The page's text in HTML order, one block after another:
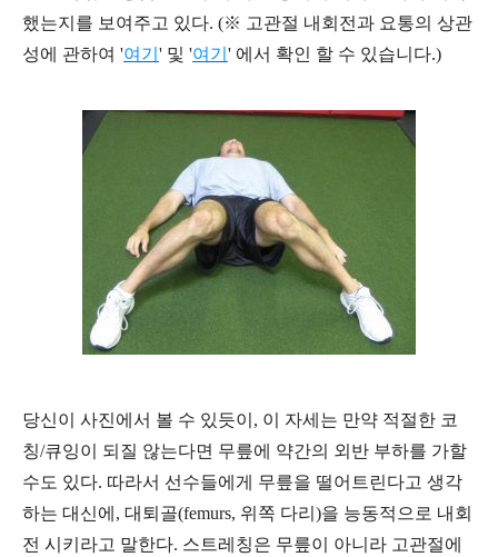
했는지를 보여주고 있다. (※ 고관절 내회전과 요통의 상관
성에 관하여 '여기 ' 및 '여기 ' 에서 확인 할 수 있습니다.)
당신이 사진에서 볼 수 있듯이, 이 자세는 만약 적절한 코
칭/큐잉이 되질 않는다면 무릎에 약간의 외반 부하를 가할
수도 있다. 따라서 선수들에게 무릎을 떨어트린다고 생각
하는 대신에, 대퇴골(femurs, 위쪽 다리)을 능동적으로 내회
전 시키라고 말한다. 스트레칭은 무릎이 아니라 고관절에